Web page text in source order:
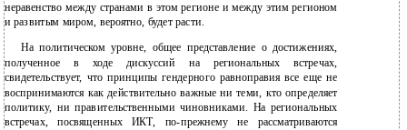
неравенство между странами в этом регионе и между этим регионом
и развитым миром, вероятно, будет расти.
На политическом уровне, общее представление о достижениях,
полученное в ходе дискуссий на региональных встречах,
свидетельствует, что принципы гендерного равноправия все еще не
воспринимаются как действительно важные ни теми, кто определяет
политику, ни правительственными чиновниками. На региональных
встречах, посвященных ИКТ, по-прежнему не рассматриваются